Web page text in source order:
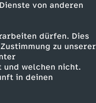
von anderen
dürfen. Dies
zu unserer
und welchen nicht.
in deinen
–
Obwohl
Tieren